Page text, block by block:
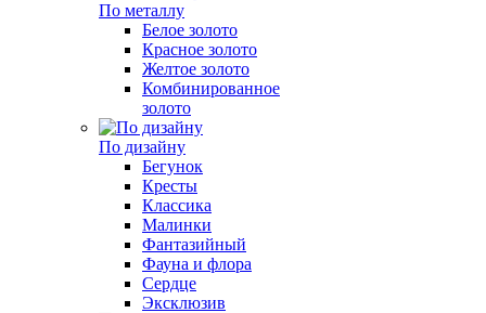
По металлу
Белое золото
Красное золото
Желтое золото
Комбинированное
золото
По дизайну
Бегунок
Кресты
Классика
Малинки
Фантазийный
Фауна и флора
Сердце
Эксклюзив